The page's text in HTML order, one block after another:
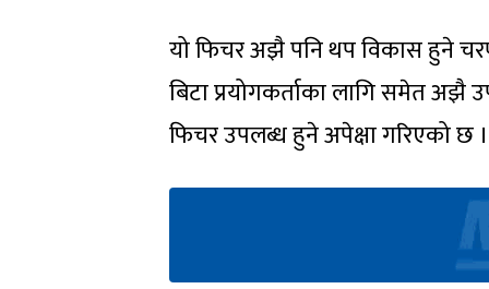
यो फिचर अझै पनि थप विकास हुने
बिटा प्रयोगकर्ताका लागि समेत अझै
फिचर उपलब्ध हुने अपेक्षा गरिएको छ ।